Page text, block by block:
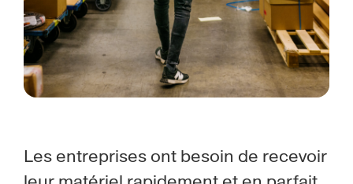
Les entreprises ont besoin de recevoir